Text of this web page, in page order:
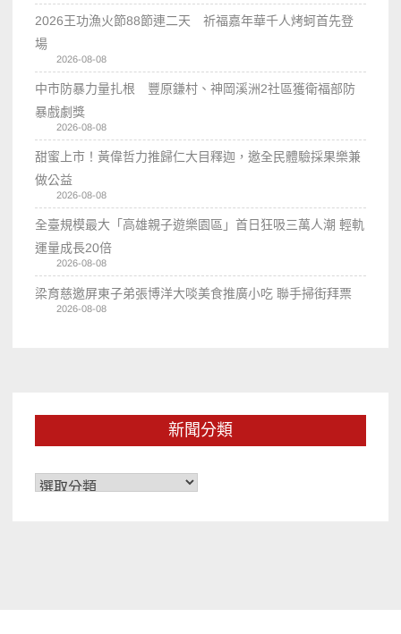
2026王功漁火節88節連二天 祈福嘉年華千人烤蚵首先登
場
2026-08-08
中市防暴力量扎根 豐原鎌村、神岡溪洲2社區獲衛福部防
暴戲劇獎
2026-08-08
甜蜜上市！黃偉哲力推歸仁大目釋迦，邀全民體驗採果樂兼
做公益
2026-08-08
全臺規模最大「高雄親子遊樂園區」首日狂吸三萬人潮 輕軌
運量成長20倍
2026-08-08
梁育慈邀屏東子弟張博洋大啖美食推廣小吃 聯手掃街拜票
2026-08-08
新聞分類
新